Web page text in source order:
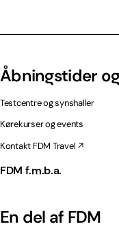
Åbningstider
Testcentre og synshaller
Kørekurser og events
Kontakt FDM Travel
FDM f.m.b.a.
En del af FDM